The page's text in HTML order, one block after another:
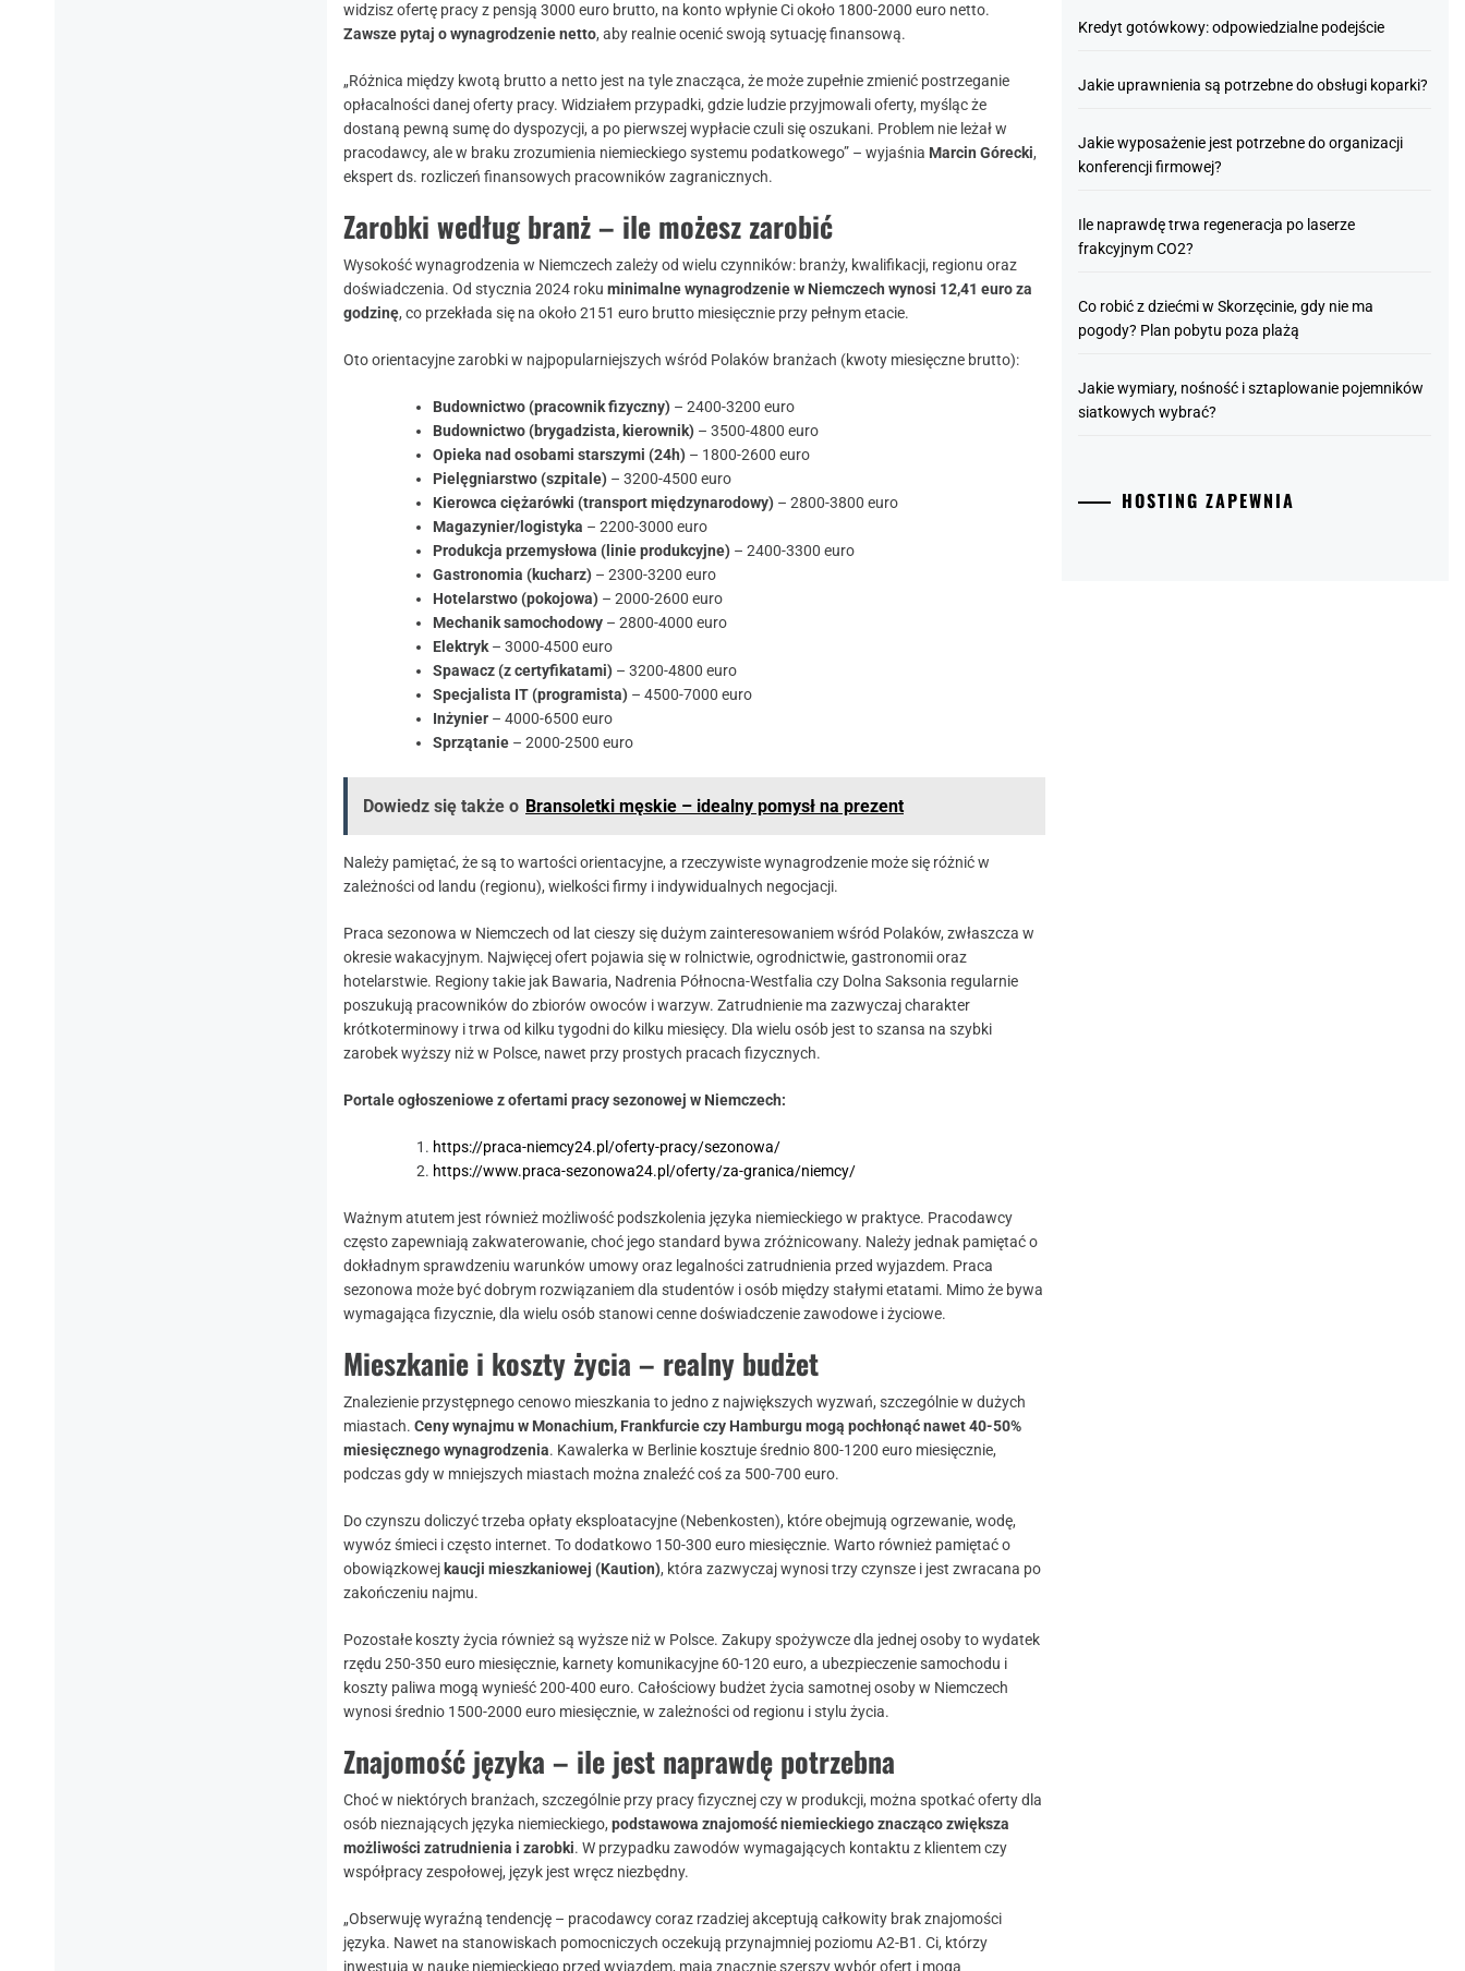
widzisz ofertę pracy z pensją 3000 euro brutto, na konto wpłynie Ci około 1800-2000 euro netto.
Zawsze pytaj o wynagrodzenie netto, aby realnie ocenić swoją sytuację finansową.
„Różnica między kwotą brutto a netto jest na tyle znacząca, że może zupełnie zmienić postrzeganie
opłacalności danej oferty pracy. Widziałem przypadki, gdzie ludzie przyjmowali oferty, myśląc że
dostaną pewną sumę do dyspozycji, a po pierwszej wypłacie czuli się oszukani. Problem nie leżał w
pracodawcy, ale w braku zrozumienia niemieckiego systemu podatkowego” – wyjaśnia Marcin Górecki,
ekspert ds. rozliczeń finansowych pracowników zagranicznych.
Zarobki według branż – ile możesz zarobić
Wysokość wynagrodzenia w Niemczech zależy od wielu czynników: branży, kwalifikacji, regionu oraz
doświadczenia. Od stycznia 2024 roku minimalne wynagrodzenie w Niemczech wynosi 12,41 euro za
godzinę, co przekłada się na około 2151 euro brutto miesięcznie przy pełnym etacie.
Oto orientacyjne zarobki w najpopularniejszych wśród Polaków branżach (kwoty miesięczne brutto):
Budownictwo (pracownik fizyczny) – 2400-3200 euro
Budownictwo (brygadzista, kierownik) – 3500-4800 euro
Opieka nad osobami starszymi (24h) – 1800-2600 euro
Pielęgniarstwo (szpitale) – 3200-4500 euro
Kierowca ciężarówki (transport międzynarodowy) – 2800-3800 euro
Magazynier/logistyka – 2200-3000 euro
Produkcja przemysłowa (linie produkcyjne) – 2400-3300 euro
Gastronomia (kucharz) – 2300-3200 euro
Hotelarstwo (pokojowa) – 2000-2600 euro
Mechanik samochodowy – 2800-4000 euro
Elektryk– 3000-4500 euro
Spawacz (z certyfikatami) – 3200-4800 euro
Specjalista IT (programista) – 4500-7000 euro
Inżynier – 4000-6500 euro
Sprzątanie – 2000-2500 euro
Dowiedz się także o Bransoletki męskie – idealny pomysł na prezent
Należy pamiętać, że są to wartości orientacyjne, a rzeczywiste wynagrodzenie może się różnić w
zależności od landu (regionu), wielkości firmy i indywidualnych negocjacji.
Praca sezonowa w Niemczech od lat cieszy się dużym zainteresowaniem wśród Polaków, zwłaszcza w
okresie wakacyjnym. Najwięcej ofert pojawia się w rolnictwie, ogrodnictwie, gastronomii oraz
hotelarstwie. Regiony takie jak Bawaria, Nadrenia Północna-Westfalia czy Dolna Saksonia regularnie
poszukują pracowników do zbiorów owoców i warzyw. Zatrudnienie ma zazwyczaj charakter
krótkoterminowy i trwa od kilku tygodni do kilku miesięcy. Dla wielu osób jest to szansa na szybki
zarobek wyższy niż w Polsce, nawet przy prostych pracach fizycznych.
Portale ogłoszeniowe z ofertami pracy sezonowej w Niemczech:
https://praca-niemcy24.pl/oferty-pracy/sezonowa/
https://www.praca-sezonowa24.pl/oferty/za-granica/niemcy/
Ważnym atutem jest również możliwość podszkolenia języka niemieckiego w praktyce. Pracodawcy
często zapewniają zakwaterowanie, choć jego standard bywa zróżnicowany. Należy jednak pamiętać o
dokładnym sprawdzeniu warunków umowy oraz legalności zatrudnienia przed wyjazdem. Praca
sezonowa może być dobrym rozwiązaniem dla studentów i osób między stałymi etatami. Mimo że bywa
wymagająca fizycznie, dla wielu osób stanowi cenne doświadczenie zawodowe i życiowe.
Mieszkanie i koszty życia – realny budżet
Znalezienie przystępnego cenowo mieszkania to jedno z największych wyzwań, szczególnie w dużych
miastach. Ceny wynajmu w Monachium, Frankfurcie czy Hamburgu mogą pochłonąć nawet 40-50%
miesięcznego wynagrodzenia. Kawalerka w Berlinie kosztuje średnio 800-1200 euro miesięcznie,
podczas gdy w mniejszych miastach można znaleźć coś za 500-700 euro.
Do czynszu doliczyć trzeba opłaty eksploatacyjne (Nebenkosten), które obejmują ogrzewanie, wodę,
wywóz śmieci i często internet. To dodatkowo 150-300 euro miesięcznie. Warto również pamiętać o
obowiązkowej kaucji mieszkaniowej (Kaution), która zazwyczaj wynosi trzy czynsze i jest zwracana po
zakończeniu najmu.
Pozostałe koszty życia również są wyższe niż w Polsce. Zakupy spożywcze dla jednej osoby to wydatek
rzędu 250-350 euro miesięcznie, karnety komunikacyjne 60-120 euro, a ubezpieczenie samochodu i
koszty paliwa mogą wynieść 200-400 euro. Całościowy budżet życia samotnej osoby w Niemczech
wynosi średnio 1500-2000 euro miesięcznie, w zależności od regionu i stylu życia.
Znajomość języka – ile jest naprawdę potrzebna
Choć w niektórych branżach, szczególnie przy pracy fizycznej czy w produkcji, można spotkać oferty dla
osób nieznających języka niemieckiego, podstawowa znajomość niemieckiego znacząco zwiększa
możliwości zatrudnienia i zarobki. W przypadku zawodów wymagających kontaktu z klientem czy
współpracy zespołowej, język jest wręcz niezbędny.
„Obserwuję wyraźną tendencję – pracodawcy coraz rzadziej akceptują całkowity brak znajomości
języka. Nawet na stanowiskach pomocniczych oczekują przynajmniej poziomu A2-B1. Ci, którzy
inwestują w naukę niemieckiego przed wyjazdem, mają znacznie szerszy wybór ofert i mogą
Kredyt gotówkowy: odpowiedzialne podejście
Jakie uprawnienia są potrzebne do obsługi koparki?
Jakie wyposażenie jest potrzebne do organizacji
konferencji firmowej?
Ile naprawdę trwa regeneracja po laserze
frakcyjnym CO2?
Co robić z dziećmi w Skorzęcinie, gdy nie ma
pogody? Plan pobytu poza plażą
Jakie wymiary, nośność i sztaplowanie pojemników
siatkowych wybrać?
HOSTING ZAPEWNIA